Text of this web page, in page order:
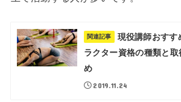
関連記事
現役講師おすす
ラクター資格の種類と
め
2019.11.24